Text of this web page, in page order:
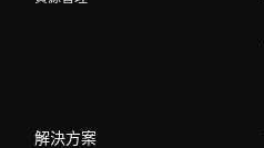
解決方案